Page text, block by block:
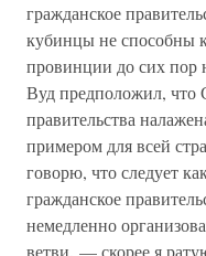
гражданское
кубинцы не способны
провинции до сих пор
Вуд предположил, что
правительства
примером для всей
говорю, что следует
гражданское
немедленно
ветви, — скорее я